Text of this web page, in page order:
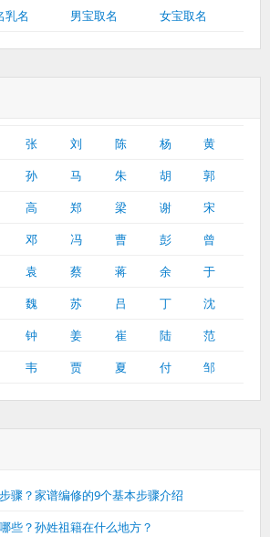
乳名 男宝取名 女宝取名
张 刘 陈 杨
黄
孙 马 朱 胡
郭
高 郑 梁 谢
宋
邓 冯 曹 彭
曾
袁 蔡 蒋 余
于
魏 苏 吕 丁
沈
钟 姜 崔 陆
范
韦 贾 夏 付 邹
骤？家谱编修的9个基本步骤介绍
些？孙姓祖籍在什么地方？